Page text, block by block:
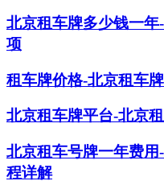
北京租车牌多少钱一
项
租车牌价格-北京租车
北京租车牌平台-北京
北京租车号牌一年费
程详解